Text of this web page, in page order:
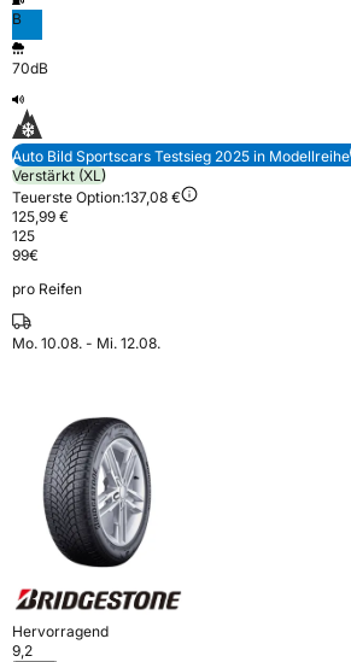
B
70dB
Auto Bild Sportscars Testsieg 2025 in Modellreihe
Verstärkt (XL)
Teuerste Option:137,08 €
125,99 €
125
99€
pro Reifen
Mo. 10.08. - Mi. 12.08.
Hervorragend
9,2